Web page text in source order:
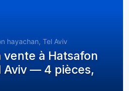
hayachan, Tel Aviv
vente à Hatsafon
Aviv — 4 pièces,